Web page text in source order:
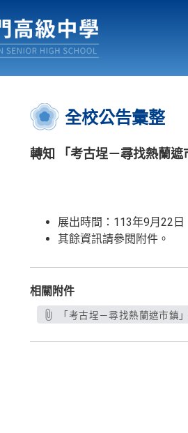
行事曆
:::
全校公告彙整
轉知 「考古埕－尋找熱蘭
展出時間：113年9月22
其餘資訊請參閱附件。
相關附件
「考古埕－尋找熱蘭遮市鎮